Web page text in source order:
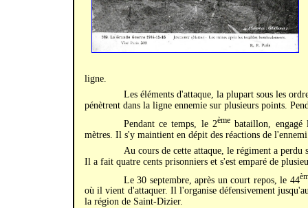
ligne.
Les éléments d'attaque, la plupart sous les
pénètrent dans la ligne ennemie sur plusieurs points.
Pendant ce temps, le 2ème bataillon,
mètres. Il s'y maintient en dépit des réactions de
Au cours de cette attaque, le régiment a perdu
Il a fait quatre cents prisonniers et s'est emparé de
Le 30 septembre, après un court repos, le 44
où il vient d'attaquer. Il l'organise défensivement
la région de Saint-Dizier.